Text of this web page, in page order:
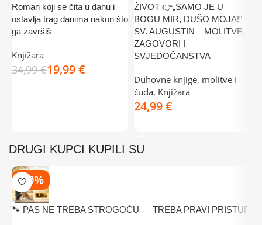
Roman koji se čita u dahu i
ostavlja trag danima nakon što
ga završiš
Knjižara
34,99€19,99€
ŽIVOT 👉„SAMO JE U
BOGU MIR, DUŠO MOJA!“ +
SV. AUGUSTIN – MOLITVE,
ZAGOVORI I
SVJEDOČANSTVA
Duhovne knjige, molitve i
čuda, Knjižara
€
DRUGI KUPCI KUPILI SU
-50%
🐾 PAS NE TREBA STROGOĆU — TREBA PRAVI PRISTUP